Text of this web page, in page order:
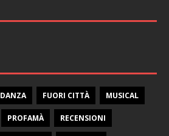
DANZA FUORI CITTÀ MUSICAL
PROFAMÀ RECENSIONI